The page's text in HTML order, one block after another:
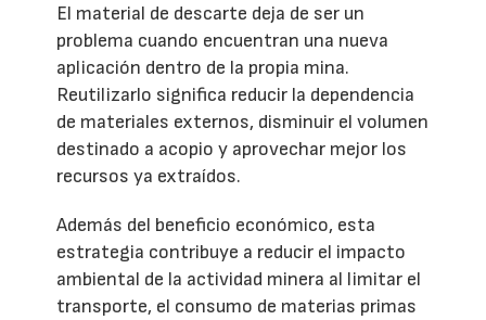
El material de descarte deja de ser un
problema cuando encuentran una nueva
aplicación dentro de la propia mina.
Reutilizarlo significa reducir la dependencia
de materiales externos, disminuir el volumen
destinado a acopio y aprovechar mejor los
recursos ya extraídos.
Además del beneficio económico, esta
estrategia contribuye a reducir el impacto
ambiental de la actividad minera al limitar el
transporte, el consumo de materias primas